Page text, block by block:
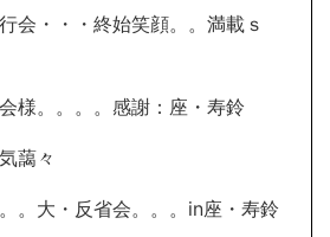
会・・・終始笑顔。。満載ｓ
様。。。。感謝：座・寿鈴
藹々
。大・反省会。。。in座・寿鈴